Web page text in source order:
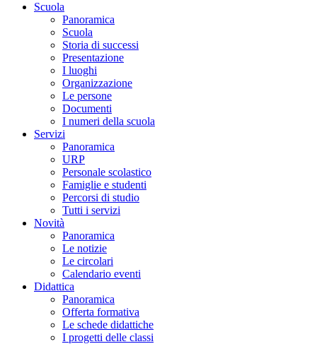
Scuola
Panoramica
Scuola
Storia di successi
Presentazione
I luoghi
Organizzazione
Le persone
Documenti
I numeri della scuola
Servizi
Panoramica
URP
Personale scolastico
Famiglie e studenti
Percorsi di studio
Tutti i servizi
Novità
Panoramica
Le notizie
Le circolari
Calendario eventi
Didattica
Panoramica
Offerta formativa
Le schede didattiche
I progetti delle classi